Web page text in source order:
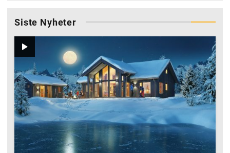
Siste Nyheter
Video